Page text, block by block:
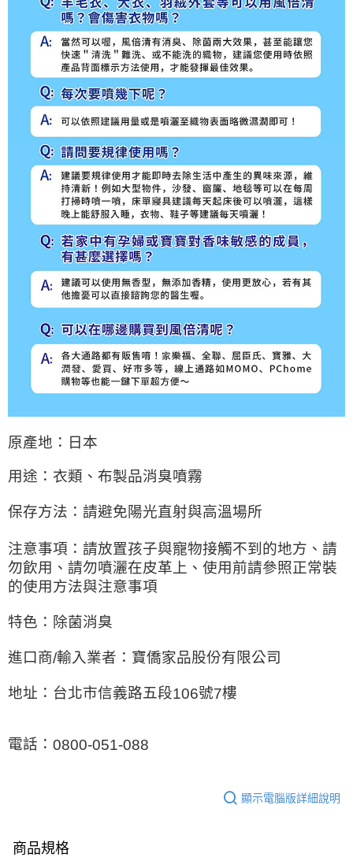
原產地：日本
用途：衣類、布製品消臭噴霧
保存方法：請避免陽光直射與高溫場所
注意事項：請放置孩子與寵物接觸不到的地方、請
勿飲用、請勿噴灑在皮革上、使用前請參照正常裝
的使用方法與注意事項
特色：除菌消臭
進口商/輸入業者：寶僑家品股份有限公司
地址：台北市信義路五段106號7樓
電話： 0800-051-088
顯示電腦版詳細說明
商品規格